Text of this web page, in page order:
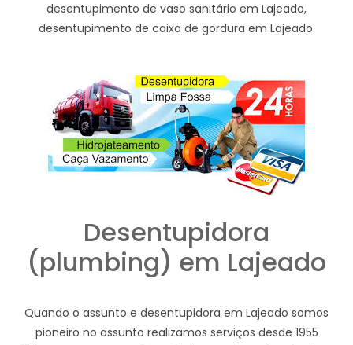
desentupimento de vaso sanitário em Lajeado,
desentupimento de caixa de gordura em Lajeado.
Desentupidora
(plumbing) em Lajeado
Quando o assunto e desentupidora em Lajeado somos
pioneiro no assunto realizamos serviços desde 1955